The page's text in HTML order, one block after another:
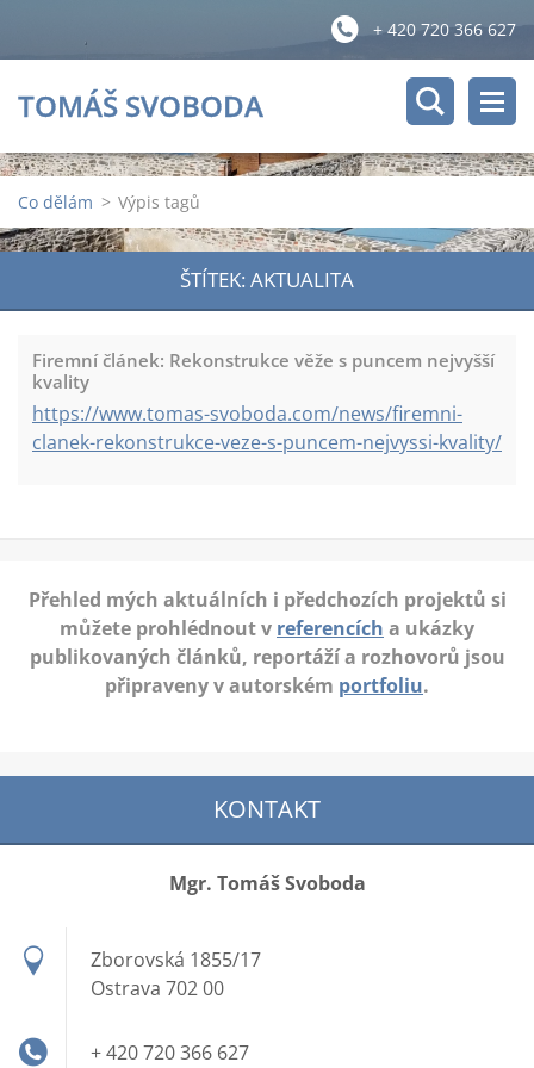
+ 420 720 366 627
TOMÁŠ SVOBODA
Co dělám > Výpis tagů
ŠTÍTEK: AKTUALITA
Firemní článek: Rekonstrukce věže s puncem nejvyšší
kvality
https://www.tomas-svoboda.com/news/firemni-
clanek-rekonstrukce-veze-s-puncem-nejvyssi-kvality/
Přehled mých aktuálních i předchozích projektů si
můžete prohlédnout v referencích a ukázky
publikovaných článků, reportáží a rozhovorů jsou
připraveny v autorském portfoliu.
KONTAKT
Mgr. Tomáš Svoboda
Zborovská 1855/17
Ostrava 702 00
+ 420 720 366 627